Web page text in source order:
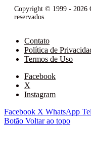
Copyright © 1999 - 2026
reservados.
Contato
Política de
Termos de Uso
Facebook
X
Instagram
Facebook X WhatsApp
Botão Voltar ao topo